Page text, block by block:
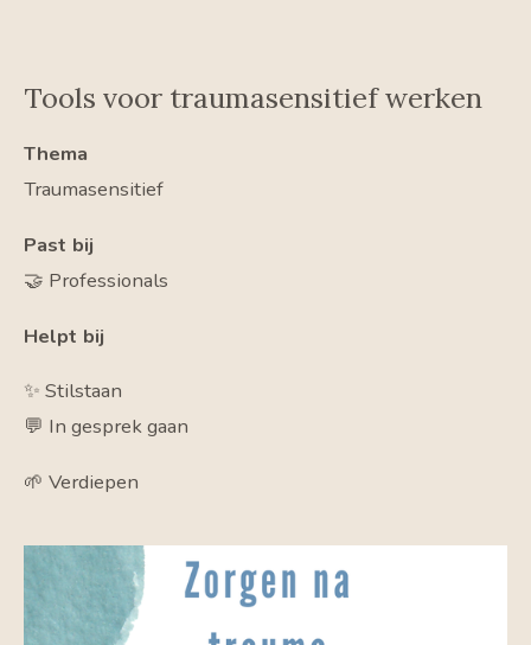
Tools voor traumasensitief werken
Thema
Traumasensitief
Past bij
🤝 Professionals
Helpt bij
✨ Stilstaan
💬 In gesprek gaan
🌱 Verdiepen